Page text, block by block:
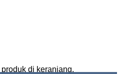
di keranjang.